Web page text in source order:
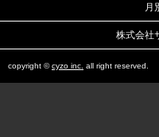
月
株式会社
copyright ©cyzo inc. all right reserved.